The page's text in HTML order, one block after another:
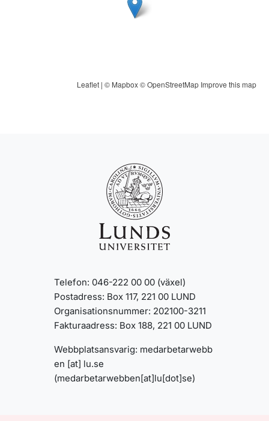
Leaflet | © Mapbox©OpenStreetMap Improve this map
Telefon: 046-222 00 00 (växel)
Postadress: Box 117, 221 00 LUND
Organisationsnummer: 202100-3211
Fakturaadress: Box 188, 221 00 LUND
Webbplatsansvarig: medarbetarwebb
en [at] lu.se
(medarbetarwebben[at]lu[dot]se)